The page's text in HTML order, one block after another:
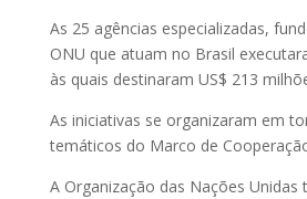
As 25 agências especializadas,
ONU que atuam no Brasil
às quais destinaram US$ 213
As iniciativas se organizaram em
temáticos do Marco de
A Organização das Nações Unidas